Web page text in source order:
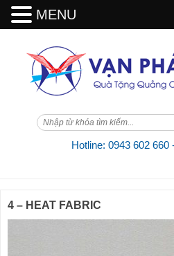
content
Hotline: 0943 602 660
4 – HEAT FABRIC
MENU